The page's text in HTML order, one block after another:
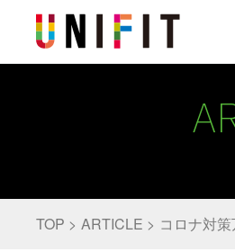
TOP ARTICLE コロナ対